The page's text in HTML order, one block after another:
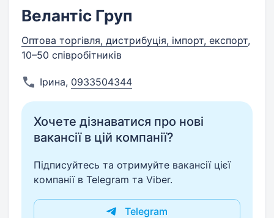
Велантіс Груп
Оптова торгівля, дистрибуція, імпорт, експорт,
10–50 співробітників
Ірина, 0933504344
Хочете дізнаватися про нові
вакансії в цій компанії?
Підписуйтесь та отримуйте вакансії цієї
компанії в Telegram та Viber.
Telegram